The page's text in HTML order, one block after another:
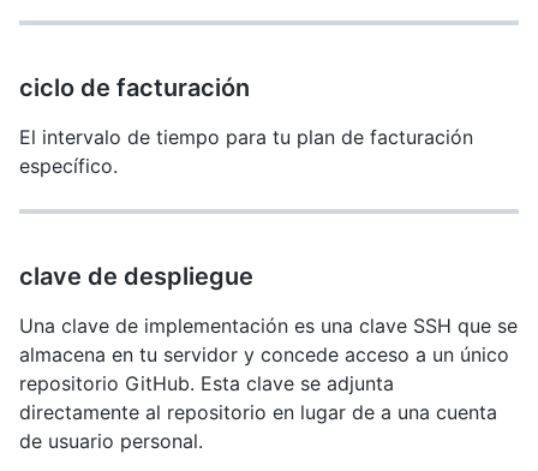
ciclo de facturación
El intervalo de tiempo para tu plan de facturación
específico.
clave de despliegue
Una clave de implementación es una clave SSH que se
almacena en tu servidor y concede acceso a un único
repositorio GitHub. Esta clave se adjunta
directamente al repositorio en lugar de a una cuenta
de usuario personal.